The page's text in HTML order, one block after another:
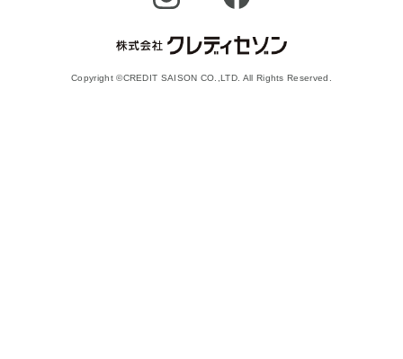
Copyright ©CREDIT SAISON CO.,LTD. All Rights Reserved.